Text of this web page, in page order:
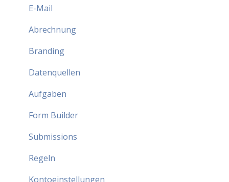
E-Mail
Abrechnung
Branding
Datenquellen
Aufgaben
Form Builder
Submissions
Regeln
Kontoeinstellungen